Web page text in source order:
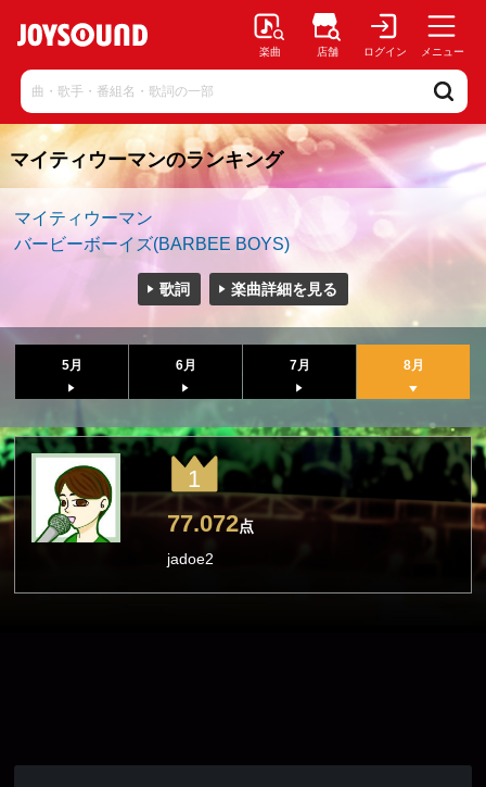
楽曲 店舗 ログイン メニュー
マイティウーマンのランキング
マイティウーマン
バービーボーイズ(BARBEE BOYS)
歌詞 楽曲詳細を見る
5月 6月 7月 8月
1
77.072点
jadoe2